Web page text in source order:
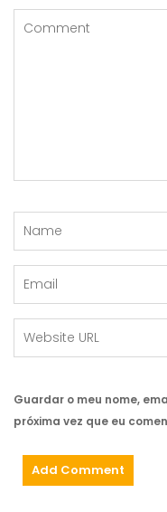
Guardar o meu nome,
próxima vez que eu